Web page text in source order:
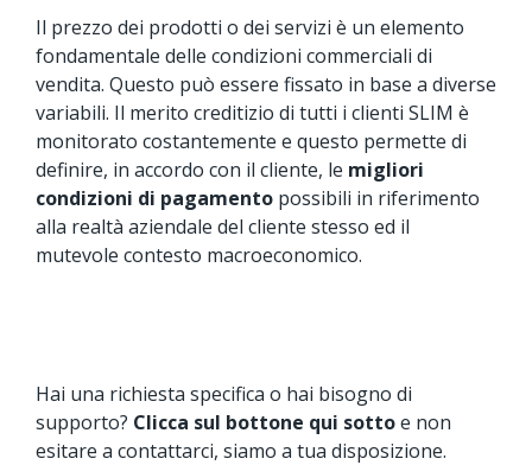
Il prezzo dei prodotti o dei servizi è un elemento
fondamentale delle condizioni commerciali di
vendita. Questo può essere fissato in base a diverse
variabili. Il merito creditizio di tutti i clienti SLIM è
monitorato costantemente e questo permette di
definire, in accordo con il cliente, le migliori
condizioni di pagamento possibili in riferimento
alla realtà aziendale del cliente stesso ed il
mutevole contesto macroeconomico.
Hai una richiesta specifica o hai bisogno di
supporto? Clicca sul bottone qui sottoe non
esitare a contattarci, siamo a tua disposizione.